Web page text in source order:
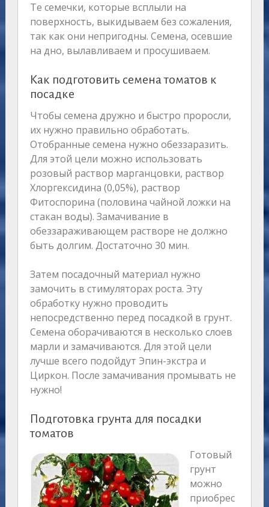
Те семечки, которые всплыли на
поверхность, выкидываем без сожаления,
так как они непригодны. Семена, осевшие
на дно, вылавливаем и просушиваем.
Как подготовить семена томатов к
посадке
Чтобы семена дружно и быстро проросли,
их нужно правильно обработать.
Отобранные семена нужно обеззаразить.
Для этой цели можно использовать
розовый раствор марганцовки, раствор
Хлоргексидина (0,05%), раствор
Фитоспорина (половина чайной ложки на
стакан воды). Замачивание в
обеззараживающем растворе не должно
быть долгим. Достаточно 30 мин.
Затем посадочный материал нужно
замочить в стимуляторах роста. Эту
обработку нужно проводить
непосредственно перед посадкой в грунт.
Семена оборачиваются в несколько слоев
марли и замачиваются. Для этой цели
лучше всего подойдут Эпин-экстра и
Циркон. После замачивания промывать не
нужно!
Подготовка грунта для посадки
томатов
Готовый
грунт
можно
приобрес